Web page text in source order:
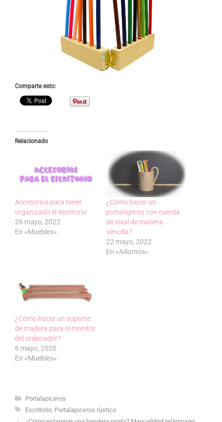
Comparte esto:
Relacionado
Accesorios para tener
organizado el escritorio
26 mayo, 2022
En «Muebles»
¿Cómo hacer un
portalápices con cuerda
de sisal de manera
sencilla?
22 mayo, 2022
En «Adornos»
¿Cómo hacer un soporte
de madera para el monitor
del ordenador?
6 mayo, 2020
En «Muebles»
Categorías
Portalapiceros
Etiquetas
Escritorio, Portalapiceros rústico